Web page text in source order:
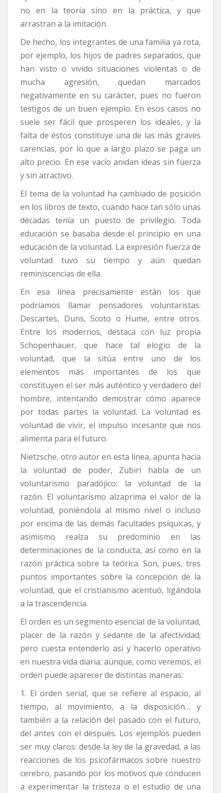
no en la teoría sino en la práctica, y que
arrastran a la imitación.
De hecho, los integrantes de una familia ya rota,
por ejemplo, los hijos de padres separados, que
han visto o vivido situaciones violentas o de
mucha agresión, quedan marcados
negativamente en su carácter, pues no fueron
testigos de un buen ejemplo. En esos casos no
suele ser fácil que prosperen los ideales, y la
falta de éstos constituye una de las más graves
carencias, por lo que a largo plazo se paga un
alto precio. En ese vacío anidan ideas sin fuerza
y sin atractivo.
El tema de la voluntad ha cambiado de posición
en los libros de texto, cuando hace tan sólo unas
décadas tenía un puesto de privilegio. Toda
educación se basaba desde el principio en una
educación de la voluntad. La expresión fuerza de
voluntad tuvo su tiempo y aún quedan
reminiscencias de ella.
En esa línea precisamente están los que
podríamos llamar pensadores voluntaristas:
Descartes, Duns, Scoto o Hume, entre otros.
Entre los modernos, destaca con luz propia
Schopenhauer, que hace tal elogio de la
voluntad, que la sitúa entre uno de los
elementos más importantes de los que
constituyen el ser más auténtico y verdadero del
hombre, intentando demostrar cómo aparece
por todas partes la voluntad. La voluntad es
voluntad de vivir, el impulso incesante que nos
alimenta para el futuro.
Nietzsche, otro autor en esta línea, apunta hacia
la voluntad de poder, Zubiri habla de un
voluntarismo paradójico: la voluntad de la
razón. El voluntarismo alzaprima el valor de la
voluntad, poniéndola al mismo nivel o incluso
por encima de las demás facultades psíquicas, y
asimismo realza su predominio en las
determinaciones de la conducta, así como en la
razón práctica sobre la teórica. Son, pues, tres
puntos importantes sobre la concepción de la
voluntad, que el cristianismo acentuó, ligándola
a la trascendencia.
El orden es un segmento esencial de la voluntad,
placer de la razón y sedante de la afectividad;
pero cuesta entenderlo así y hacerlo operativo
en nuestra vida diaria; aunque, como veremos, el
orden puede aparecer de distintas maneras:
1. El orden serial, que se refiere al espacio, al
tiempo, al movimiento, a la disposición… y
también a la relación del pasado con el futuro,
del antes con el después. Los ejemplos pueden
ser muy claros: desde la ley de la gravedad, a las
reacciones de los psicofármacos sobre nuestro
cerebro, pasando por los motivos que conducen
a experimentar la tristeza o el estudio de una